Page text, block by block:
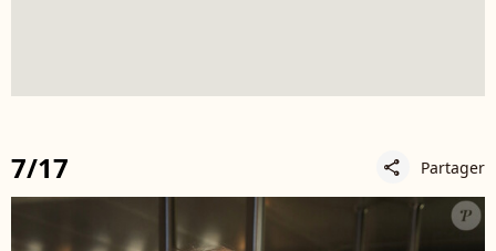
7/17 share Partager